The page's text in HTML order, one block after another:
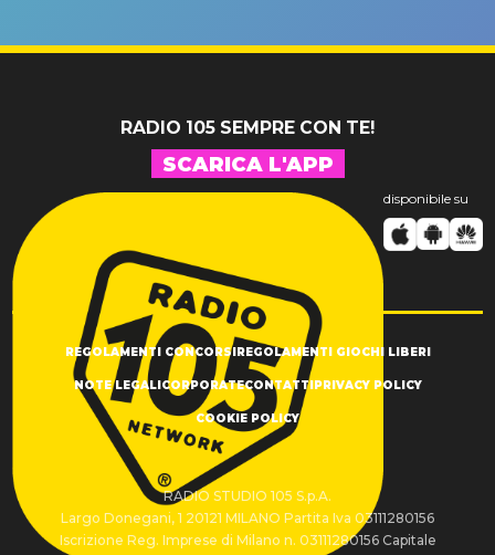
RADIO 105 SEMPRE CON TE!
SCARICA L'APP
disponibile su
REGOLAMENTI CONCORSIREGOLAMENTI GIOCHI LIBERI
NOTE LEGALICORPORATECONTATTIPRIVACY POLICY
COOKIE POLICY
RADIO STUDIO 105 S.p.A.
Largo Donegani, 1 20121 MILANO Partita Iva 03111280156
Iscrizione Reg. Imprese di Milano n. 03111280156 Capitale